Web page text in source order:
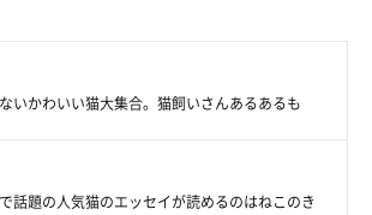
いかわいい猫大集合。猫飼いさんあるあるも
話題の人気猫のエッセイが読めるのはねこのき